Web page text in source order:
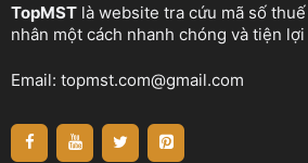
TopMST là website tra cứu mã số
nhân một cách nhanh chóng và tiện
Email: topmst.com@gmail.com